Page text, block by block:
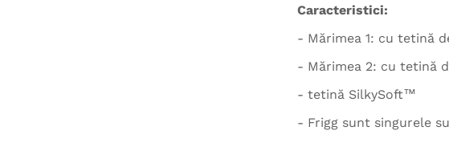
Caracteristici:
- Mărimea 1: cu tetină
- Mărimea 2: cu tetină
- tetină SilkySoft™
- Frigg sunt singurele